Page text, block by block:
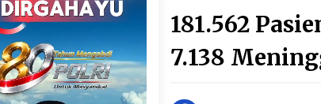
181.562
7.138